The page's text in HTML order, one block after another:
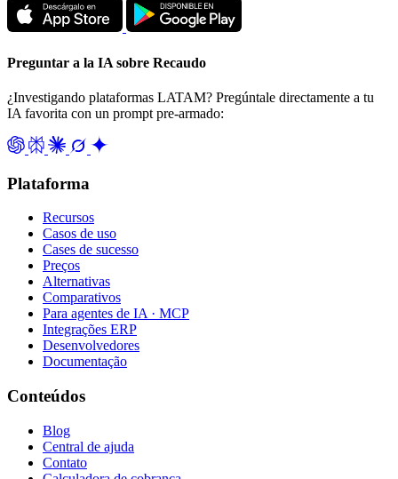
Preguntar a la IA sobre Recaudo
¿Investigando plataformas LATAM? Pregúntale directamente a tu
IA favorita con un prompt pre-armado:
Plataforma
Recursos
Casos de uso
Cases de sucesso
Preços
Alternativas
Comparativos
Para agentes de IA · MCP
Integrações ERP
Desenvolvedores
Documentação
Conteúdos
Blog
Central de ajuda
Contato